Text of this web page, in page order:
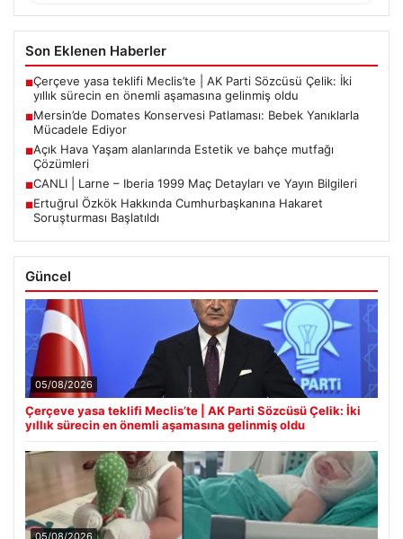
Son Eklenen Haberler
■Çerçeve yasa teklifi Meclis’te | AK Parti Sözcüsü Çelik: İki
yıllık sürecin en önemli aşamasına gelinmiş oldu
■Mersin’de Domates Konservesi Patlaması: Bebek Yanıklarla
Mücadele Ediyor
■Açık Hava Yaşam alanlarında Estetik ve bahçe mutfağı
Çözümleri
■CANLI | Larne – Iberia 1999 Maç Detayları ve Yayın Bilgileri
■Ertuğrul Özkök Hakkında Cumhurbaşkanına Hakaret
Soruşturması Başlatıldı
Güncel
05/08/2026
Çerçeve yasa teklifi Meclis’te | AK Parti Sözcüsü Çelik: İki
yıllık sürecin en önemli aşamasına gelinmiş oldu